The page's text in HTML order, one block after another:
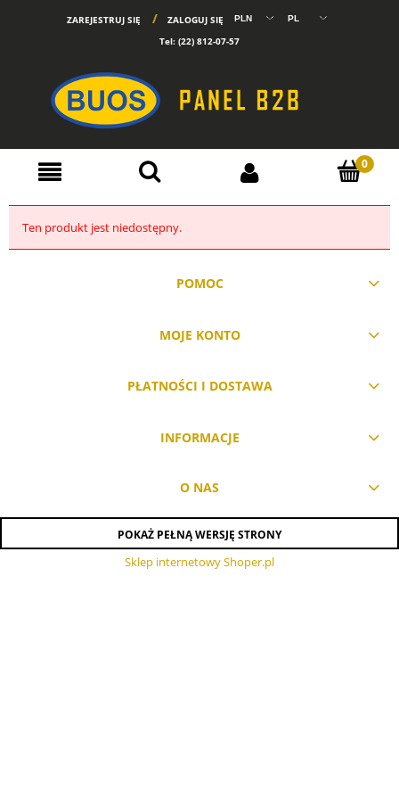
ZAREJESTRUJ SIĘ
ZALOGUJ SIĘ
Tel: (22) 812-07-57
Ten produkt jest niedostępny.
POMOC
MOJE KONTO
PŁATNOŚCI I DOSTAWA
INFORMACJE
O NAS
POKAŻ PEŁNĄ WERSJĘ STRONY
Sklep internetowy Shoper.pl